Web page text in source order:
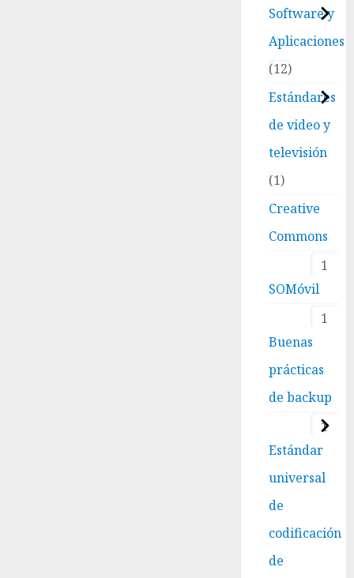
Software y
Aplicaciones
12
Estándares
de video y
televisión
1
Creative
Commons
1
SOMóvil
1
Buenas
prácticas
de backup
1
Estándar
universal
de
codificación
de